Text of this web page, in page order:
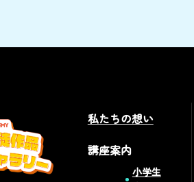
私たちの想い
講座案内
小学生